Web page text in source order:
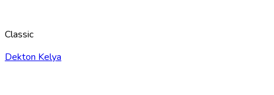
Classic
Dekton Kelya